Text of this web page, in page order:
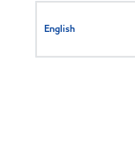
English